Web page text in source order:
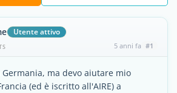
Utente attivo
5 anni fa #1
ma devo aiutare mio
(ed è iscritto all'AIRE) a